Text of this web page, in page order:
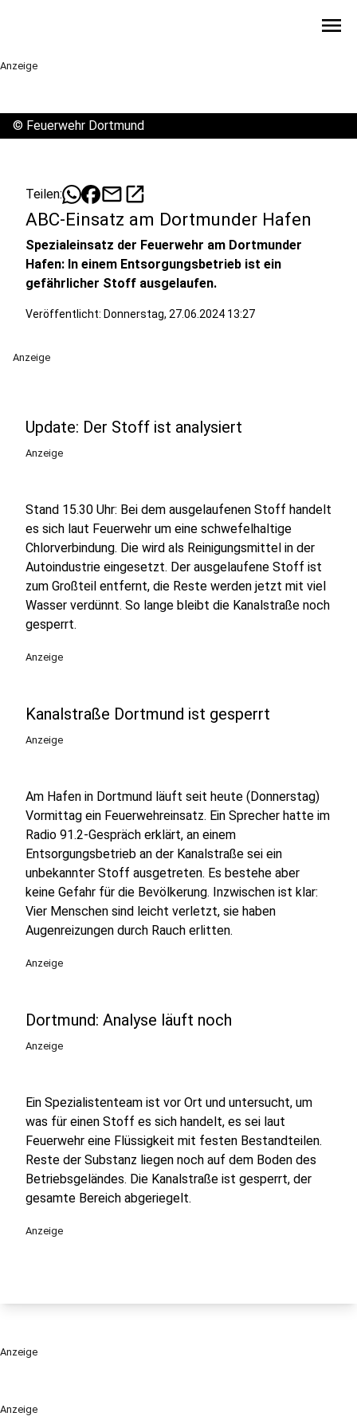
menu
Anzeige
Anzeige
© Feuerwehr Dortmund
Teilen: mailopen_in_new
ABC-Einsatz am Dortmunder Hafen
Spezialeinsatz der Feuerwehr am Dortmunder
Hafen: In einem Entsorgungsbetrieb ist ein
gefährlicher Stoff ausgelaufen.
Veröffentlicht: Donnerstag, 27.06.2024 13:27
Anzeige
Update: Der Stoff ist analysiert
Anzeige
Stand 15.30 Uhr: Bei dem ausgelaufenen Stoff handelt
es sich laut Feuerwehr um eine schwefelhaltige
Chlorverbindung. Die wird als Reinigungsmittel in der
Autoindustrie eingesetzt. Der ausgelaufene Stoff ist
zum Großteil entfernt, die Reste werden jetzt mit viel
Wasser verdünnt. So lange bleibt die Kanalstraße noch
gesperrt.
Anzeige
Kanalstraße Dortmund ist gesperrt
Anzeige
Am Hafen in Dortmund läuft seit heute (Donnerstag)
Vormittag ein Feuerwehreinsatz. Ein Sprecher hatte im
Radio 91.2-Gespräch erklärt, an einem
Entsorgungsbetrieb an der Kanalstraße sei ein
unbekannter Stoff ausgetreten. Es bestehe aber
keine Gefahr für die Bevölkerung. Inzwischen ist klar:
Vier Menschen sind leicht verletzt, sie haben
Augenreizungen durch Rauch erlitten.
Anzeige
Dortmund: Analyse läuft noch
Anzeige
Ein Spezialistenteam ist vor Ort und untersucht, um
was für einen Stoff es sich handelt, es sei laut
Feuerwehr eine Flüssigkeit mit festen Bestandteilen.
Reste der Substanz liegen noch auf dem Boden des
Betriebsgeländes. Die Kanalstraße ist gesperrt, der
gesamte Bereich abgeriegelt.
Anzeige
Anzeige